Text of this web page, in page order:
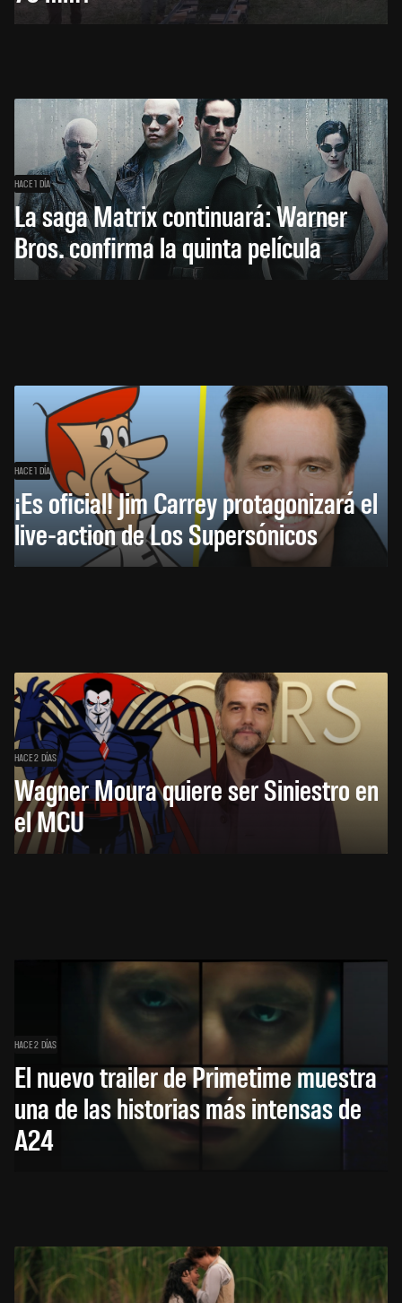
HACE 1 DÍA
La saga Matrix continuará: Warner
Bros. confirma la quinta película
HACE 1 DÍA
¡Es oficial! Jim Carrey protagonizará el
live-action de Los Supersónicos
HACE 2 DÍAS
Wagner Moura quiere ser Siniestro en
el MCU
HACE 2 DÍAS
El nuevo trailer de Primetime muestra
una de las historias más intensas de
A24